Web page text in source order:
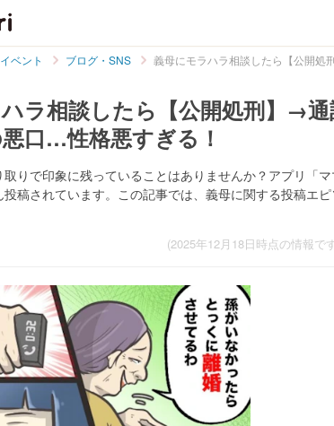
ベント ブログ・SNS 義母にモラハラ相談したら【公開
ラ相談したら【公開処刑】→
口…性格悪すぎる！
りで印象に残っていることはありませんか？アプリ「
稿されています。この記事では、義母に関する投稿エ
(2025年12月18日時点の情報で